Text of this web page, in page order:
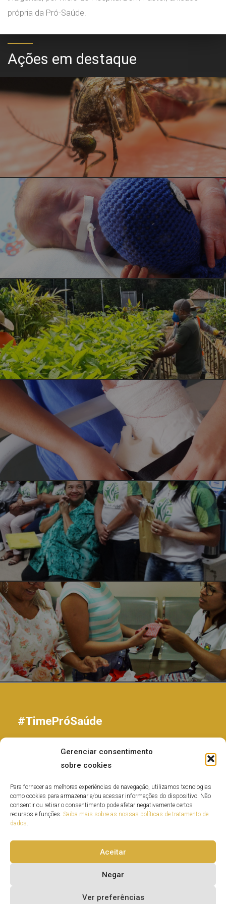
Gerenciar consentimento
sobre cookies
Para fornecer as melhores experiências de navegação, utilizamos tecnologias
como cookies para armazenar e/ou acessar informações do dispositivo. Não
consentir ou retirar o consentimento pode afetar negativamente certos
recursos e funções. Saiba mais sobre as nossas políticas de tratamento de
dados.
Aceitar
Negar
Ver preferências
própria da Pró-Saúde.
Ações em destaque
#TimePróSaúde
Programa de Voluntariado
Trainee Executivo
Fornecedores
Médicos
Privacidade
Copyright © 2026 - Pró-Saúde Associação Beneficente de Assistência Social